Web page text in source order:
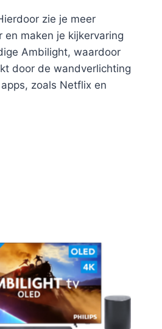
zie je meer
maken je kijkervaring
Ambilight, waardoor
door de wandverlichting
zoals Netflix en